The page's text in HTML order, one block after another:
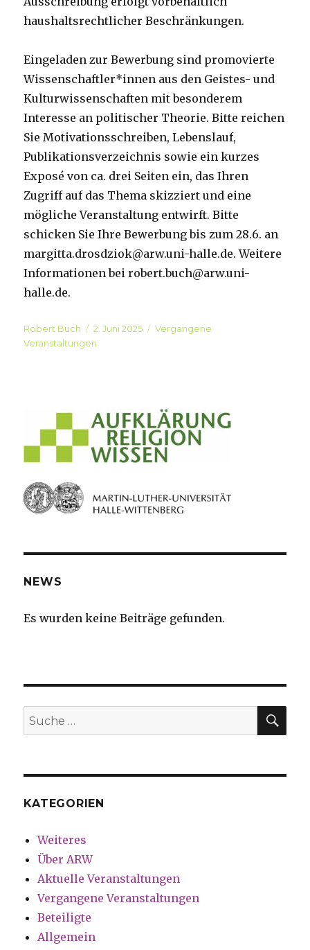
haushaltsrechtlicher Beschränkungen.
Eingeladen zur Bewerbung sind promovierte
Wissenschaftler*innen aus den Geistes- und
Kulturwissenschaften mit besonderem
Interesse an politischer Theorie. Bitte reichen
Sie Motivationsschreiben, Lebenslauf,
Publikationsverzeichnis sowie ein kurzes
Exposé von ca. drei Seiten ein, das Ihren
Zugriff auf das Thema skizziert und eine
mögliche Veranstaltung entwirft. Bitte
schicken Sie Ihre Bewerbung bis zum 28.6. an
margitta.drosdziok@arw.uni-halle.de. Weitere
Informationen bei robert.buch@arw.uni-
halle.de.
Autor
Robert Buch
Veröffentlicht
am
2. Juni 2025 Kategorien
Vergangene
Veranstaltungen
NEWS
Es wurden keine Beiträge gefunden.
Suche
nach:
KATEGORIEN
Weiteres
Über ARW
Aktuelle Veranstaltungen
Vergangene Veranstaltungen
Beteiligte
Allgemein